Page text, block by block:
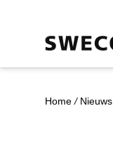
Home / Nieuws